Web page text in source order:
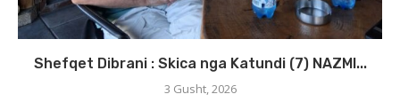
Shefqet Dibrani : Skica nga Katundi (7) NAZMI...
3 Gusht, 2026